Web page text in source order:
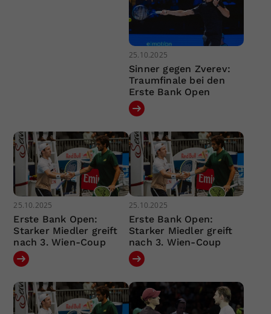
25.10.2025
Sinner gegen Zverev:
Traumfinale bei den
Erste Bank Open
25.10.2025
Erste Bank Open:
Starker Miedler greift
nach 3. Wien-Coup
25.10.2025
Erste Bank Open:
Starker Miedler greift
nach 3. Wien-Coup